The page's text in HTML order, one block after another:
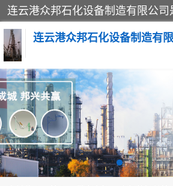
连云港众邦石化设备制造有
鹤管 顶部
底部装卸鹤管 LNG
液氨鹤管 液化